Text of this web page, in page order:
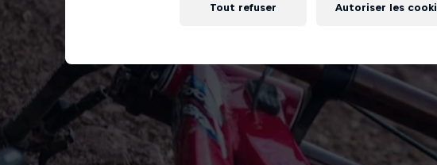
Tout refuser Autoriser les